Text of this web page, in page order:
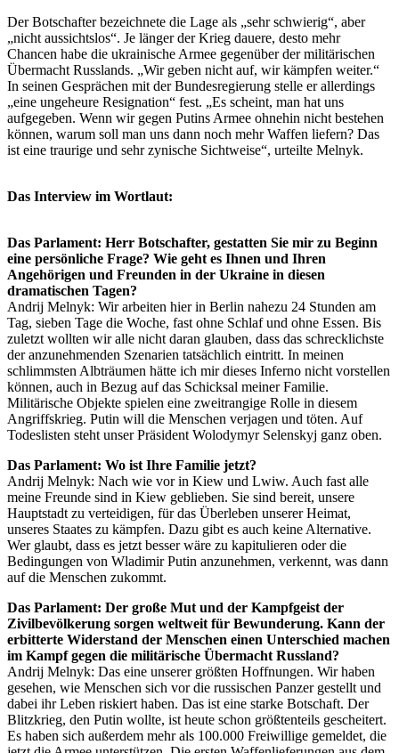
Der Botschafter bezeichnete die Lage als „sehr schwierig“, aber
„nicht aussichtslos“. Je länger der Krieg dauere, desto mehr
Chancen habe die ukrainische Armee gegenüber der militärischen
Übermacht Russlands. „Wir geben nicht auf, wir kämpfen weiter.“
In seinen Gesprächen mit der Bundesregierung stelle er allerdings
„eine ungeheure Resignation“ fest. „Es scheint, man hat uns
aufgegeben. Wenn wir gegen Putins Armee ohnehin nicht bestehen
können, warum soll man uns dann noch mehr Waffen liefern? Das
ist eine traurige und sehr zynische Sichtweise“, urteilte Melnyk.
Das Interview im Wortlaut:
Das Parlament: Herr Botschafter, gestatten Sie mir zu Beginn
eine persönliche Frage? Wie geht es Ihnen und Ihren
Angehörigen und Freunden in der Ukraine in diesen
dramatischen Tagen?
Andrij Melnyk: Wir arbeiten hier in Berlin nahezu 24 Stunden am
Tag, sieben Tage die Woche, fast ohne Schlaf und ohne Essen. Bis
zuletzt wollten wir alle nicht daran glauben, dass das schrecklichste
der anzunehmenden Szenarien tatsächlich eintritt. In meinen
schlimmsten Albträumen hätte ich mir dieses Inferno nicht vorstellen
können, auch in Bezug auf das Schicksal meiner Familie.
Militärische Objekte spielen eine zweitrangige Rolle in diesem
Angriffskrieg. Putin will die Menschen verjagen und töten. Auf
Todeslisten steht unser Präsident Wolodymyr Selenskyj ganz oben.
Das Parlament: Wo ist Ihre Familie jetzt?
Andrij Melnyk: Nach wie vor in Kiew und Lwiw. Auch fast alle
meine Freunde sind in Kiew geblieben. Sie sind bereit, unsere
Hauptstadt zu verteidigen, für das Überleben unserer Heimat,
unseres Staates zu kämpfen. Dazu gibt es auch keine Alternative.
Wer glaubt, dass es jetzt besser wäre zu kapitulieren oder die
Bedingungen von Wladimir Putin anzunehmen, verkennt, was dann
auf die Menschen zukommt.
Das Parlament: Der große Mut und der Kampfgeist der
Zivilbevölkerung sorgen weltweit für Bewunderung. Kann der
erbitterte Widerstand der Menschen einen Unterschied machen
im Kampf gegen die militärische Übermacht Russland?
Andrij Melnyk: Das eine unserer größten Hoffnungen. Wir haben
gesehen, wie Menschen sich vor die russischen Panzer gestellt und
dabei ihr Leben riskiert haben. Das ist eine starke Botschaft. Der
Blitzkrieg, den Putin wollte, ist heute schon größtenteils gescheitert.
Es haben sich außerdem mehr als 100.000 Freiwillige gemeldet, die